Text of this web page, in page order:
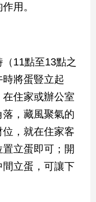
用。
11點至13點之
將蛋豎立起
住家或辦公室
，藏風聚氣的
，就在住家客
立蛋即可；開
間立蛋，可讓下